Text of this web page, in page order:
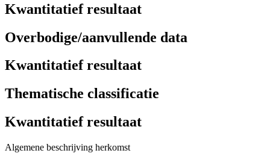
Kwantitatief resultaat
Overbodige/aanvullende data
Kwantitatief resultaat
Thematische classificatie
Kwantitatief resultaat
Algemene beschrijving herkomst